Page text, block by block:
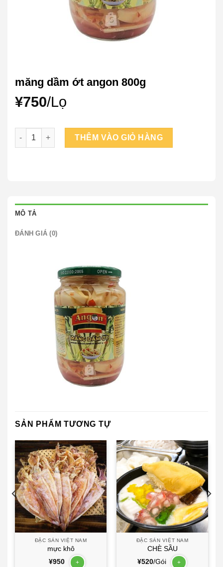
măng dầm ớt angon 800g
¥750/Lọ
măng dầm ớt angon 800g số lượng
THÊM VÀO GIỎ HÀNG
MÔ TẢ
ĐÁNH GIÁ (0)
SẢN PHẨM TƯƠNG TỰ
ĐẶC SẢN VIỆT NAM
mực khô
¥950 +
ĐẶC SẢN VIỆT NAM
CHÈ SẦU
¥520/Gói +